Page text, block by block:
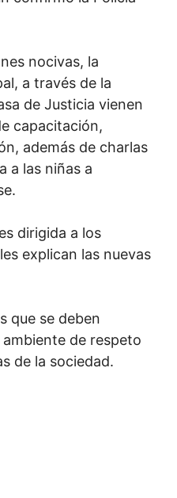
nocivas, la
a través de la
de Justicia vienen
capacitación,
además de charlas
a las niñas a
dirigida a los
explican las nuevas
que se deben
de respeto
de la sociedad.